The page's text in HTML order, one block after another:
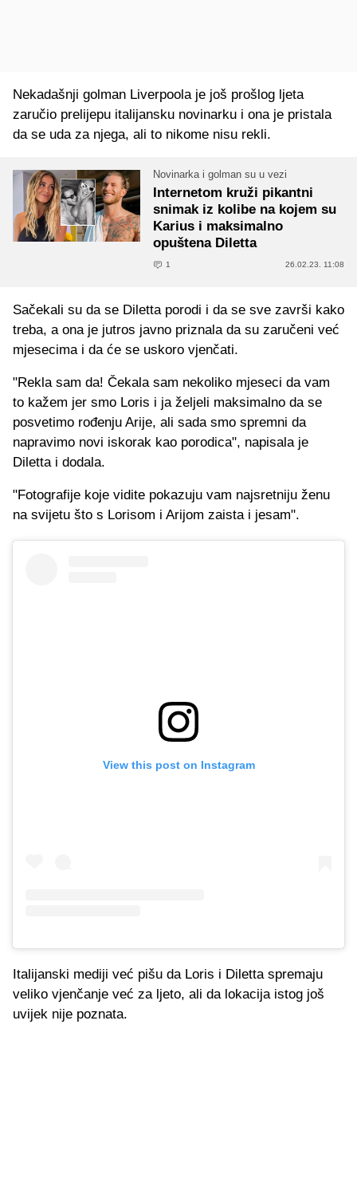
Nekadašnji golman Liverpoola je još prošlog ljeta
zaručio prelijepu italijansku novinarku i ona je pristala
da se uda za njega, ali to nikome nisu rekli.
Novinarka i golman su u vezi
Internetom kruži pikantni
snimak iz kolibe na kojem su
Karius i maksimalno
opuštena Diletta
1 26.02.23. 11:08
Sačekali su da se Diletta porodi i da se sve završi kako
treba, a ona je jutros javno priznala da su zaručeni već
mjesecima i da će se uskoro vjenčati.
"Rekla sam da! Čekala sam nekoliko mjeseci da vam
to kažem jer smo Loris i ja željeli maksimalno da se
posvetimo rođenju Arije, ali sada smo spremni da
napravimo novi iskorak kao porodica", napisala je
Diletta i dodala.
"Fotografije koje vidite pokazuju vam najsretniju ženu
na svijetu što s Lorisom i Arijom zaista i jesam".
View this post on Instagram
Italijanski mediji već pišu da Loris i Diletta spremaju
veliko vjenčanje već za ljeto, ali da lokacija istog još
uvijek nije poznata.